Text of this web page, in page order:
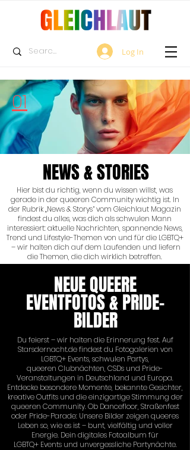
Log In
01
NEWS & STORIES
Hier bist du richtig, wenn du wissen willst, was
gerade in der queeren Community wichtig ist. In
der Rubrik „News & Storys“ vom Gleichlaut Magazin
findest du alles, was dich als schwulen Mann
interessiert: aktuelle Nachrichten, spannende News,
Trend und Lifestyle-Themen von und für die LGBTQ+
– wir halten dich auf dem Laufenden und liefern
die Themen, die dich wirklich betreffen.
NEUE QUEERE
EVENTFOTOS & PRIDE-
BILDER
Du feierst – wir halten die Erinnerung fest. Auf
Starsdernacht.de findest du Fotogalerien von
LGBTQ+ Events, schwulen Partys,
queeren Clubnächten, CSDs und Pride-
Veranstaltungen in Deutschland und Europa.
Entdecke besondere Momente, bekannte Gesichter,
kreative Outfits und die einzigartige Stimmung der
queeren Community. Ob Dancefloor, Straßenfest
oder Pride-Parade: Unsere Bilder zeigen queeres
Leben so, wie es ist – bunt, vielfältig und voller
Energie. Dein digitales Fotoalbum für
LGBTQ+ Events und unvergessliche Partynächte.